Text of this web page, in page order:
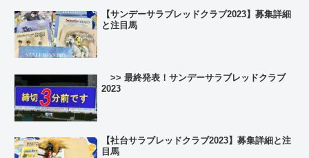
【サンデーサラブレッドクラブ2023】募集詳細
と注目馬
>> 最終発表！サンデーサラブレッドクラブ
2023
【社台サラブレッドクラブ2023】募集詳細と注
目馬